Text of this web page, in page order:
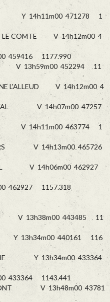
Y 14h11m00 471278 1
LE COMTE V 14h12m00 4
1177.990
13h59m00 452294 11
L'ALLEUD V 14h12m00 4
V 14h07m00 47257
V 14h11m00 463774 1
V 14h13m00 465726
V 14h06m00 462927
1157.318
V 13h38m00 443485 11
13h34m00 440161 116
Y 13h34m00 433364
1143.441
V 13h48m00 43781